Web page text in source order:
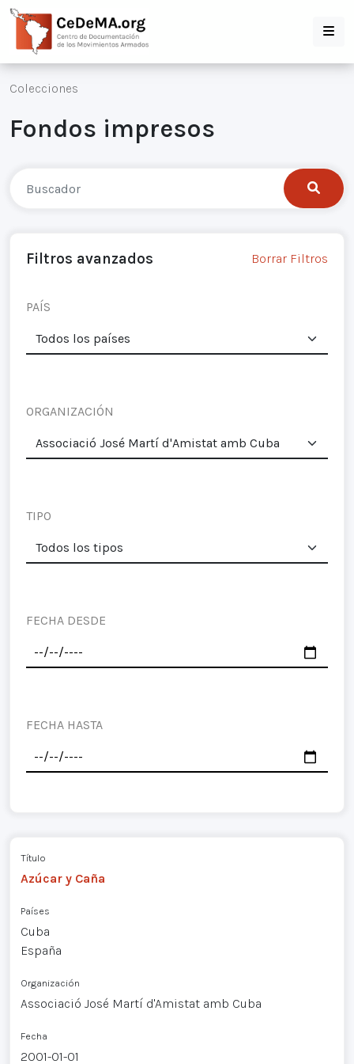
Colecciones
Fondos impresos
Filtros avanzados Borrar Filtros
PAÍS
ORGANIZACIÓN
TIPO
FECHA DESDE
FECHA HASTA
Título
Azúcar y Caña
Países
Cuba
España
Organización
Associació José Martí d'Amistat amb Cuba
Fecha
2001-01-01